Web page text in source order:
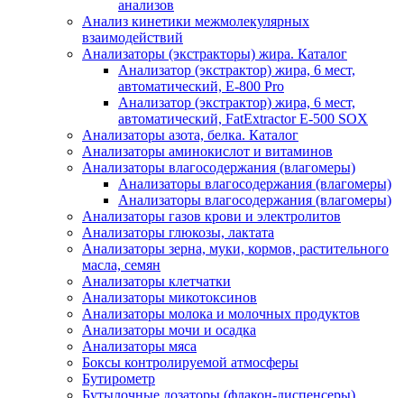
анализов
Анализ кинетики межмолекулярных
взаимодействий
Анализаторы (экстракторы) жира. Каталог
Анализатор (экстрактор) жира, 6 мест,
автоматический, E-800 Pro
Анализатор (экстрактор) жира, 6 мест,
автоматический, FatExtractor E-500 SOX
Анализаторы азота, белка. Каталог
Анализаторы аминокислот и витаминов
Анализаторы влагосодержания (влагомеры)
Анализаторы влагосодержания (влагомеры)
Анализаторы влагосодержания (влагомеры)
Анализаторы газов крови и электролитов
Анализаторы глюкозы, лактата
Анализаторы зерна, муки, кормов, растительного
масла, семян
Анализаторы клетчатки
Анализаторы микотоксинов
Анализаторы молока и молочных продуктов
Анализаторы мочи и осадка
Анализаторы мяса
Боксы контролируемой атмосферы
Бутирометр
Бутылочные дозаторы (флакон-диспенсеры)